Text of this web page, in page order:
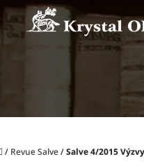
Domů
/ Revue Salve / Salve 4/2015